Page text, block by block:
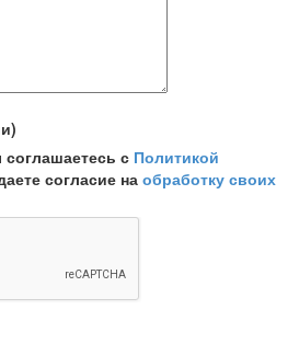
с Политикой
согласие на обработку своих